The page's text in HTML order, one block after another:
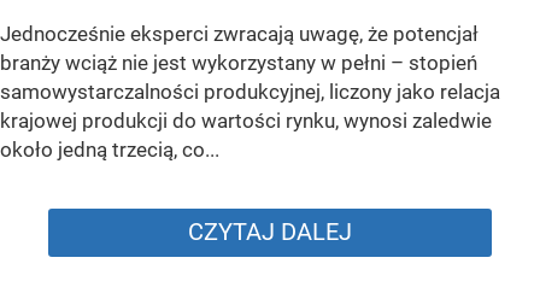
Jednocześnie eksperci zwracają uwagę, że potencjał
branży wciąż nie jest wykorzystany w pełni – stopień
samowystarczalności produkcyjnej, liczony jako relacja
krajowej produkcji do wartości rynku, wynosi zaledwie
około jedną trzecią, co...
CZYTAJ DALEJ